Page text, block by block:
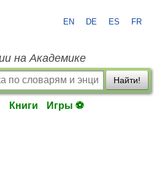
EN DE ES FR
на Академике
Найти!
Книги Игры ⚽